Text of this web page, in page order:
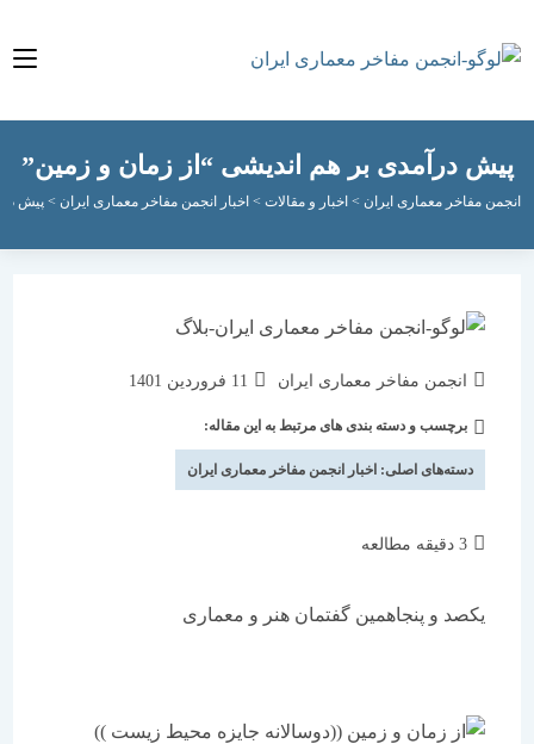
درآمدی بر هم اندیشی “از زمان و زمین”
مفاخر معماری ایران > اخبار و مقالات>اخبار انجمن مفاخر معماری ایران > پیش درآمدی
انجمن مفاخر معماری ایران
نوشته
شده
است:
11 فروردین 1401
برچسب و دسته بندی های مرتبط به این مقاله:
دسته‌های اصلی:اخبار انجمن مفاخر معماری ایران
یکصد و پنجاهمین گفتمان هنر و معماری